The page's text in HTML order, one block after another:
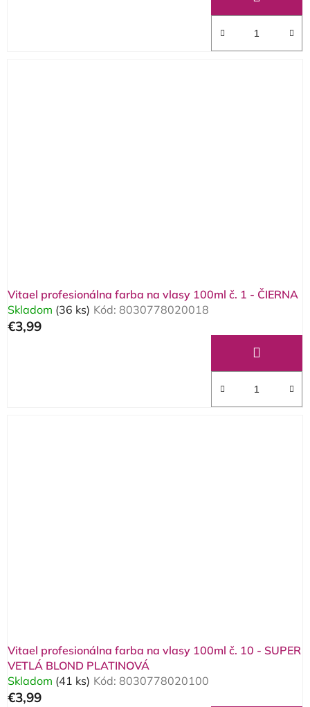
Vitael profesionálna farba na vlasy 100ml č. 1 - ČIERNA
Skladom (36 ks) Kód: 8030778020018
€3,99
Vitael profesionálna farba na vlasy 100ml č. 10 - SUPER
VETLÁ BLOND PLATINOVÁ
Skladom (41 ks) Kód: 8030778020100
€3,99